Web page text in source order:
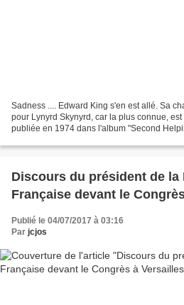
Sadness .... Edward King s'en est allé. Sa
pour Lynyrd Skynyrd, car la plus connue,
publiée en 1974 dans l'album "Second
Discours du président de la
Française devant le
Publié le 04/07/2017 à 03:16
Par jcjos